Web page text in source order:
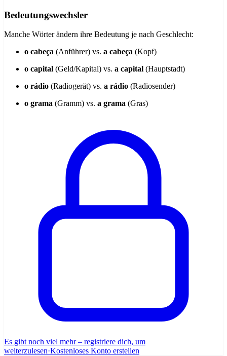
Bedeutungswechsler
Manche Wörter ändern ihre Bedeutung je nach Geschlecht:
o cabeça (Anführer) vs. a cabeça (Kopf)
o capital (Geld/Kapital) vs. a capital (Hauptstadt)
o rádio (Radiogerät) vs. a rádio (Radiosender)
o grama (Gramm) vs. a grama (Gras)
Es gibt noch viel mehr – registriere dich, um
weiterzulesen·Kostenloses Konto erstellen